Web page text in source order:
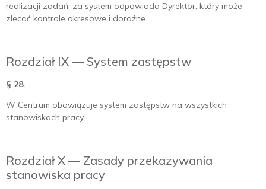
realizacji zadań; za system odpowiada Dyrektor, który może
zlecać kontrole okresowe i doraźne.
Rozdział IX — System zastępstw
§ 28.
W Centrum obowiązuje system zastępstw na wszystkich
stanowiskach pracy.
Rozdział X — Zasady przekazywania
stanowiska pracy